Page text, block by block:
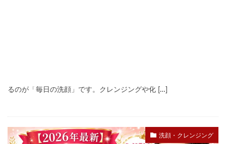
るのが「毎日の洗顔」です。クレンジングや化 […]
洗顔・クレンジング